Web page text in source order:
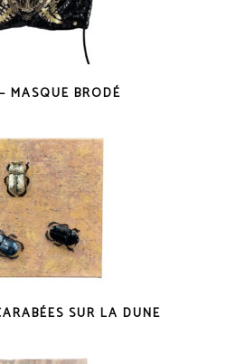
MASQUE BRODÉ
SUR LA DUNE